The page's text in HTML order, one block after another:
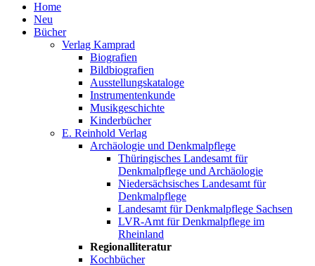
Home
Neu
Bücher
Verlag Kamprad
Biografien
Bildbiografien
Ausstellungskataloge
Instrumentenkunde
Musikgeschichte
Kinderbücher
E. Reinhold Verlag
Archäologie und Denkmalpflege
Thüringisches Landesamt für
Denkmalpflege und Archäologie
Niedersächsisches Landesamt für
Denkmalpflege
Landesamt für Denkmalpflege Sachsen
LVR-Amt für Denkmalpflege im
Rheinland
Regionalliteratur
Kochbücher